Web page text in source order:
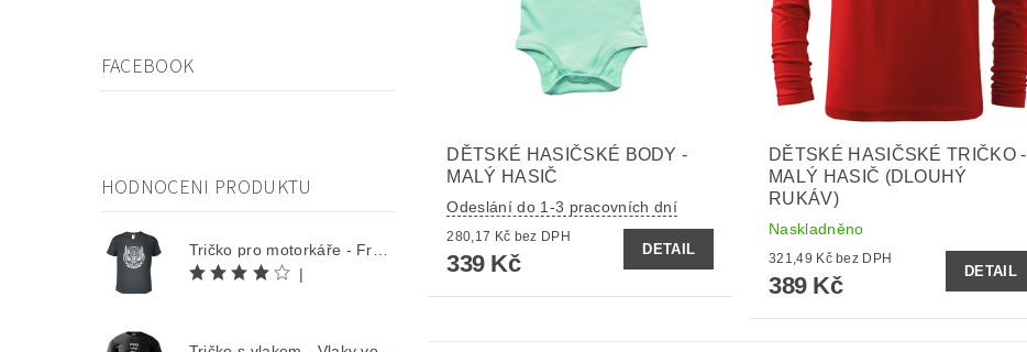
FACEBOOK
HODNOCENI PRODUKTU
|
DĚTSKÉ HASIČSKÉ BODY -
MALÝ HASIČ
Odeslání do 1-3 pracovních dní
280,17 Kč bez DPH
339 Kč
DETAIL
DĚTSKÉ HASIČSKÉ TRIČKO -
MALÝ HASIČ (DLOUHÝ
RUKÁV)
Naskladněno
321,49 Kč bez DPH
389 Kč
DETAIL